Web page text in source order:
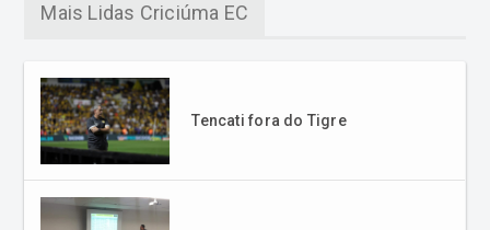
Mais Lidas Criciúma EC
Tencati fora do Tigre